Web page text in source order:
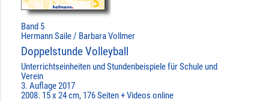
Band 5
Hermann Saile / Barbara Vollmer
Doppelstunde Volleyball
Unterrichtseinheiten und Stundenbeispiele für Schule und
Verein
3. Auflage 2017
2008. 15 x 24 cm, 176 Seiten + Videos online